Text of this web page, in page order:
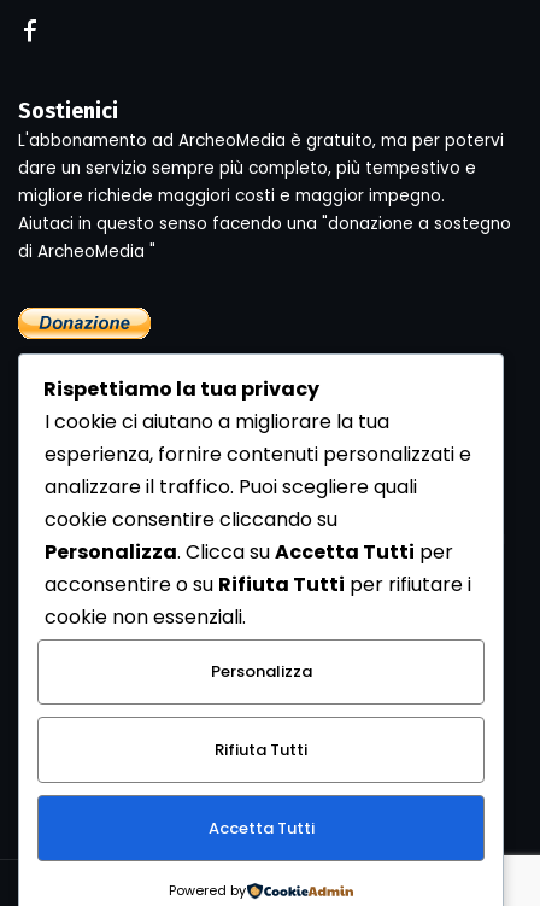
Sostienici
L'abbonamento ad ArcheoMedia è gratuito, ma per potervi
dare un servizio sempre più completo, più tempestivo e
migliore richiede maggiori costi e maggior impegno.
Aiutaci in questo senso facendo una "donazione a sostegno
di ArcheoMedia "
Newsletter
Se vuoi ricevere la Rivista gratuita di archeologia realizzata
dalla Redazione di ArcheoMedia iscriviti alla nostra
Newsletter [Clicca Qui]
Con l'invio del messaggio l'utente dichiara di aver letto
l’informativa sulla privacy e di acconsentire al trattamento
dei propri dati personali.
Copyright © 1999-2026Mediares S.c.PI 07341730013 - [
Rispettiamo la tua privacy
I cookie ci aiutano a migliorare la tua
esperienza, fornire contenuti personalizzati e
analizzare il traffico. Puoi scegliere quali
cookie consentire cliccando su
Personalizza. Clicca suAccetta Tutti per
acconsentire o su Rifiuta Tutti per rifiutare i
cookie non essenziali.
Personalizza
Rifiuta Tutti
Accetta Tutti
Powered by